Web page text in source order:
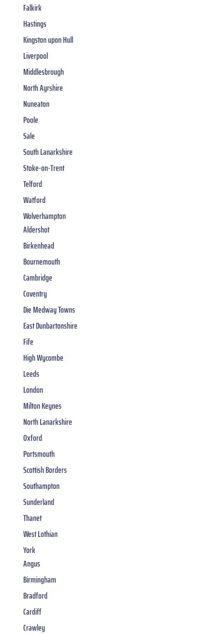
Falkirk
Hastings
Kingston upon Hull
Liverpool
Middlesbrough
North Ayrshire
Nuneaton
Poole
Sale
South Lanarkshire
Stoke-on-Trent
Telford
Watford
Wolverhampton
Aldershot
Birkenhead
Bournemouth
Cambridge
Coventry
Die Medway Towns
East Dunbartonshire
Fife
High Wycombe
Leeds
London
Milton Keynes
North Lanarkshire
Oxford
Portsmouth
Scottish Borders
Southampton
Sunderland
Thanet
West Lothian
York
Angus
Birmingham
Bradford
Cardiff
Crawley